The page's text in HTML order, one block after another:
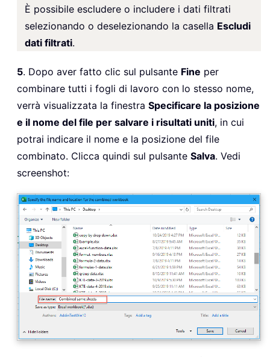
È possibile escludere o includere i dati filtrati
selezionando o deselezionando la casella Escludi
dati filtrati.
5. Dopo aver fatto clic sul pulsante Fine per
combinare tutti i fogli di lavoro con lo stesso nome,
verrà visualizzata la finestra Specificare la posizione
e il nome del file per salvare i risultati uniti, in cui
potrai indicare il nome e la posizione del file
combinato. Clicca quindi sul pulsante Salva. Vedi
screenshot: